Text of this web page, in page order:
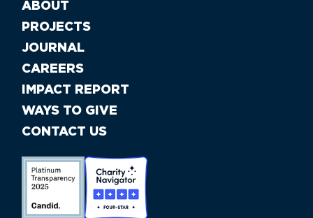
ABOUT
PROJECTS
JOURNAL
CAREERS
IMPACT REPORT
WAYS TO GIVE
CONTACT US